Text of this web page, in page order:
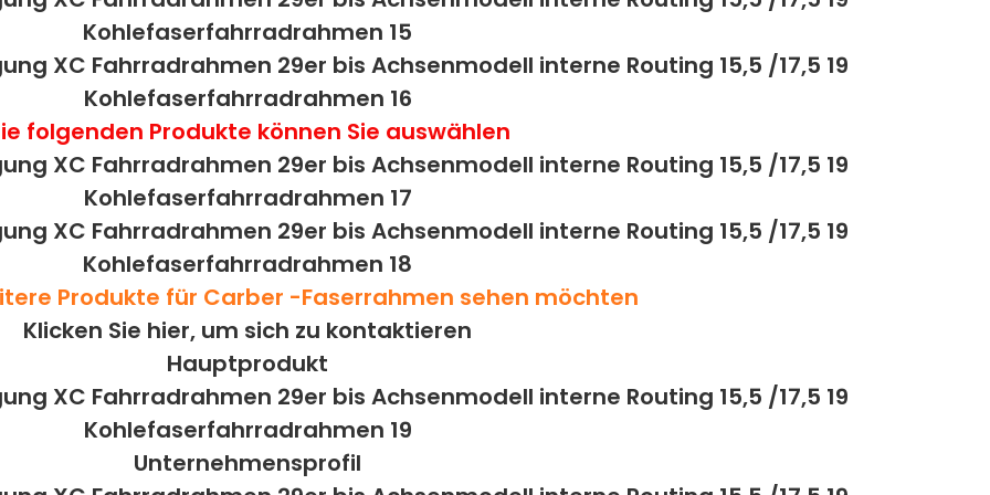
folgenden Produkte können Sie auswählen
Produkte für Carber -Faserrahmen sehen möchten
Klicken Sie hier, um sich zu kontaktieren
Hauptprodukt
Unternehmensprofil